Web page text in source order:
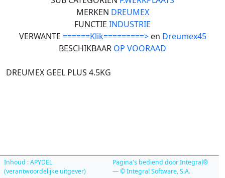
MERKEN DREUMEX
FUNCTIE INDUSTRIE
VERWANTE ======Klik=========>en Dreumex45
BESCHIKBAAR OP VOORAAD
DREUMEX GEEL PLUS 4.5KG
Inhoud : APYDEL
(verantwoordelijke uitgever)
Pagina's bediend door Integral®
— © Integral Software, S.A.